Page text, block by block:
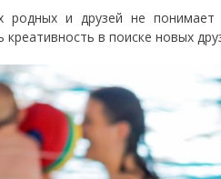
родных и друзей не понимает
креативность в поиске новых